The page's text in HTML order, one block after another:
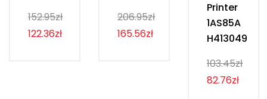
152.95zł
122.36zł
206.95zł
165.56zł
Printer
1AS85A
H413049
103.45zł
82.76zł